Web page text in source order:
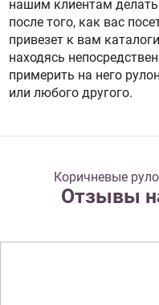
нашим клиентам делать
после того, как вас
привезет к вам
находясь
примерить на него
или любого другого.
Коричневые
Отзывы